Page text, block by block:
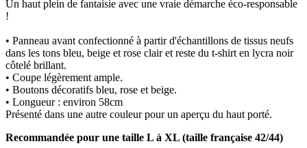
Un haut plein de fantaisie avec une vraie démarche éco-responsable
!
• Panneau avant confectionné à partir d'échantillons de tissus neufs
dans les tons bleu, beige et rose clair et reste du t-shirt en lycra noir
côtelé brillant.
• Coupe légèrement ample.
• Boutons décoratifs bleu, rose et beige.
• Longueur : environ 58cm
Présenté dans une autre couleur pour un aperçu du haut porté.
Recommandée pour une taille L à XL (taille française 42/44)